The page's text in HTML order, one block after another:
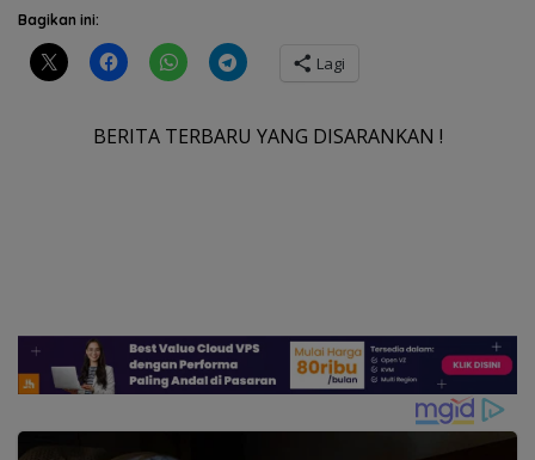
Bagikan ini:
Lagi
BERITA TERBARU YANG DISARANKAN !